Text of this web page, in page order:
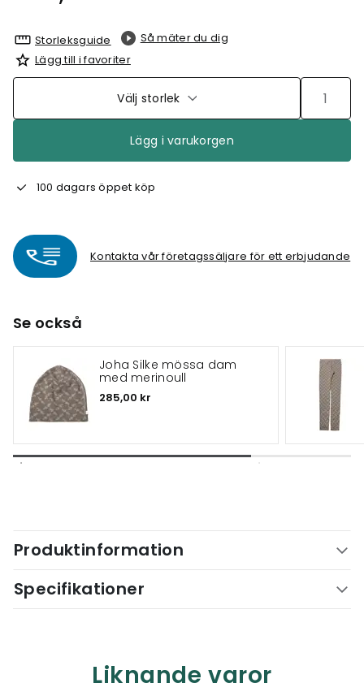
Storleksguide
Så mäter du dig
Lägg till i favoriter
Välj storlek
Lägg i varukorgen
100 dagars öppet köp
Kontakta vår företagssäljare för ett erbjudande
Se också
Joha Silke mössa dam
med merinoull
285,00 kr
Produktinformation
Specifikationer
Liknande varor